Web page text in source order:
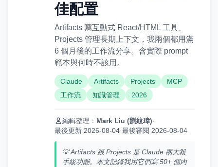
佳配置
Artifacts 寫互動式 React/HTML 工具、
Projects 管理長期上下文，我兩個都用滿
6 個月後的工作流分享。含實際 prompt
範本與何時不該用。
Claude Artifacts Projects
MCP
工作流
知識管理 2026
編輯整理： Mark Liu (劉紋瑋)·
最後更新 2026-08-04·最後審閱 2026-08-04
💡 Artifacts 跟 Projects 是 Claude 兩大殺
手級功能。本文記錄我用它們寫 50+ 個內